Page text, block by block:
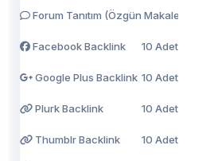
Forum Tanıtım (Özgün Makale Hediye)
Facebook Backlink 10 Adet
Google Plus Backlink 10 Adet
Plurk Backlink 10 Adet
Thumblr Backlink 10 Adet